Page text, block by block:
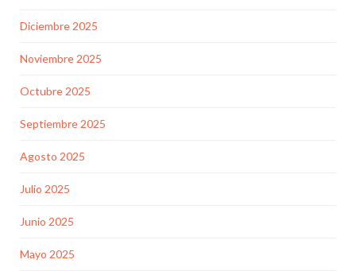
Diciembre 2025
Noviembre 2025
Octubre 2025
Septiembre 2025
Agosto 2025
Julio 2025
Junio 2025
Mayo 2025